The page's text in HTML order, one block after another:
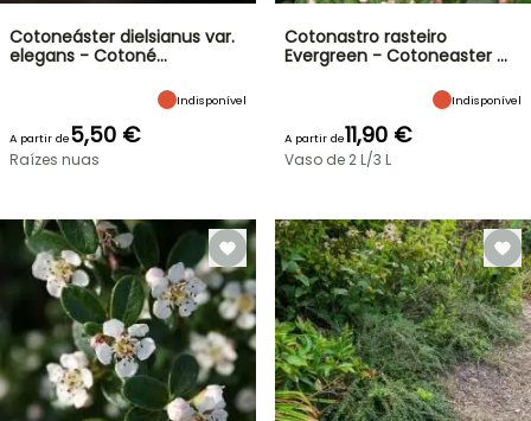
Cotoneáster dielsianus var.
elegans - Cotoné…
Indisponível
A partir de5,50 €
Raízes nuas
Cotonastro rasteiro
Evergreen - Cotoneaster …
Indisponível
A partir de11,90 €
Vaso de 2 L/3 L